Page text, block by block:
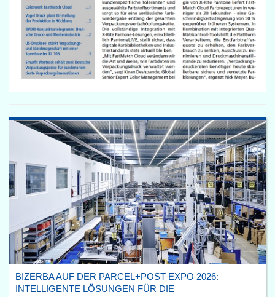
BIZERBA AUF DER PARCEL+POST EXPO 2026:
INTELLIGENTE LÖSUNGEN FÜR DIE